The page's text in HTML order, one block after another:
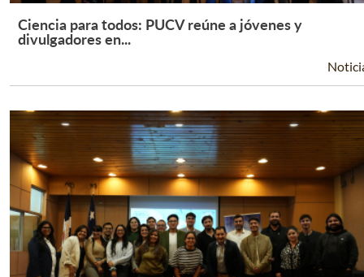
Leer Más +
Ciencia para todos: PUCV reúne a jóvenes y
divulgadores en...